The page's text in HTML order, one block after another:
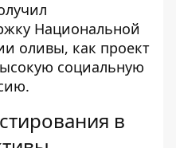
Национальной
оливы, как проект
социальную
в